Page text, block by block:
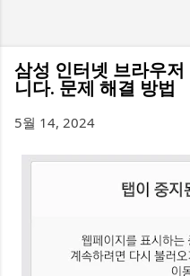
삼성 인터넷 브라우
니다. 문제 해결 방법
5월 14, 2024